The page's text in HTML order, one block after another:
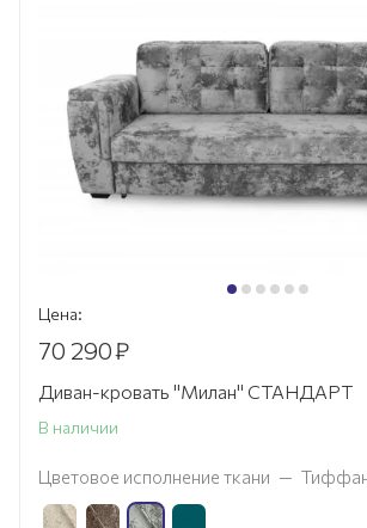
Цена:
70 290₽
Диван-кровать "Милан" СТАНДАРТ
В наличии
Цветовое исполнение ткани —